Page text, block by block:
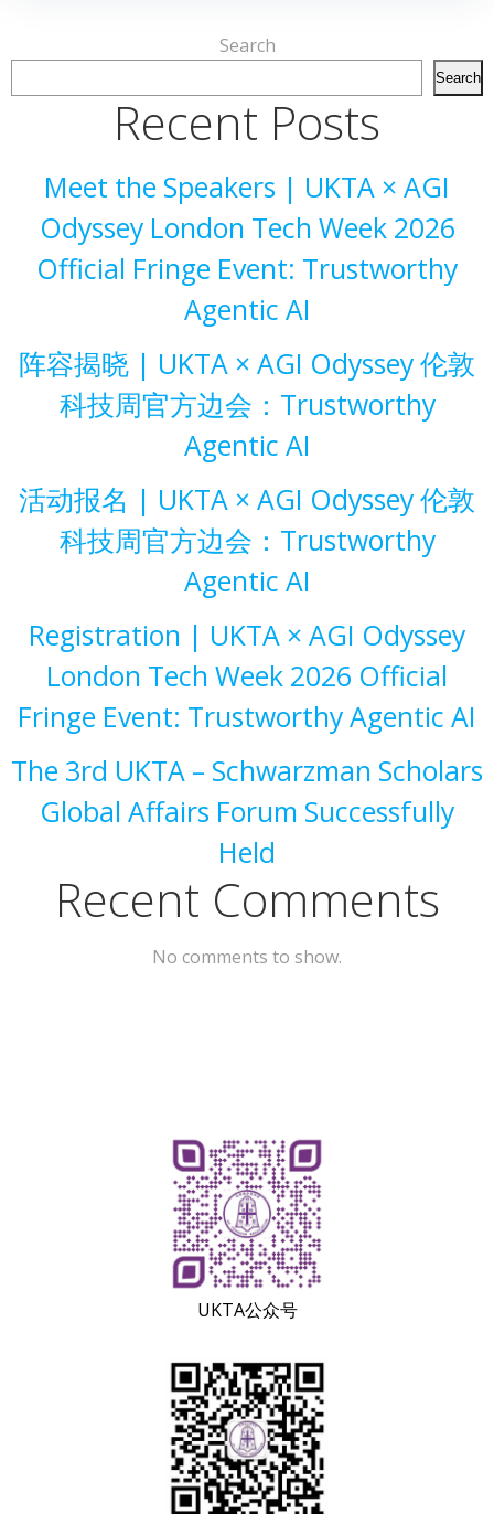
Search
Search
Recent Posts
Meet the Speakers | UKTA × AGI
Odyssey London Tech Week 2026
Official Fringe Event: Trustworthy
Agentic AI
阵容揭晓 | UKTA × AGI Odyssey 伦敦
科技周官方边会：Trustworthy
Agentic AI
活动报名 | UKTA × AGI Odyssey 伦敦
科技周官方边会：Trustworthy
Agentic AI
Registration | UKTA × AGI Odyssey
London Tech Week 2026 Official
Fringe Event: Trustworthy Agentic AI
The 3rd UKTA – Schwarzman Scholars
Global Affairs Forum Successfully
Held
Recent Comments
No comments to show.
UKTA公众号